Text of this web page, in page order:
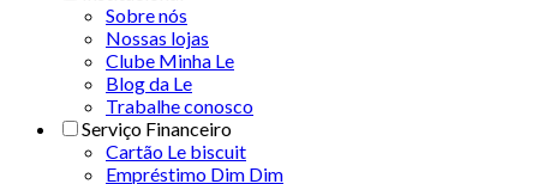
Sobre nós
Nossas lojas
Clube Minha Le
Blog da Le
Trabalhe conosco
Serviço Financeiro
Cartão Le biscuit
Empréstimo Dim Dim